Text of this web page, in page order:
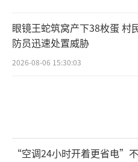
眼镜王蛇筑窝产下38枚蛋 村
防员迅速处置威胁
2026-08-06 15:30:03
“空调24小时开着更省电”